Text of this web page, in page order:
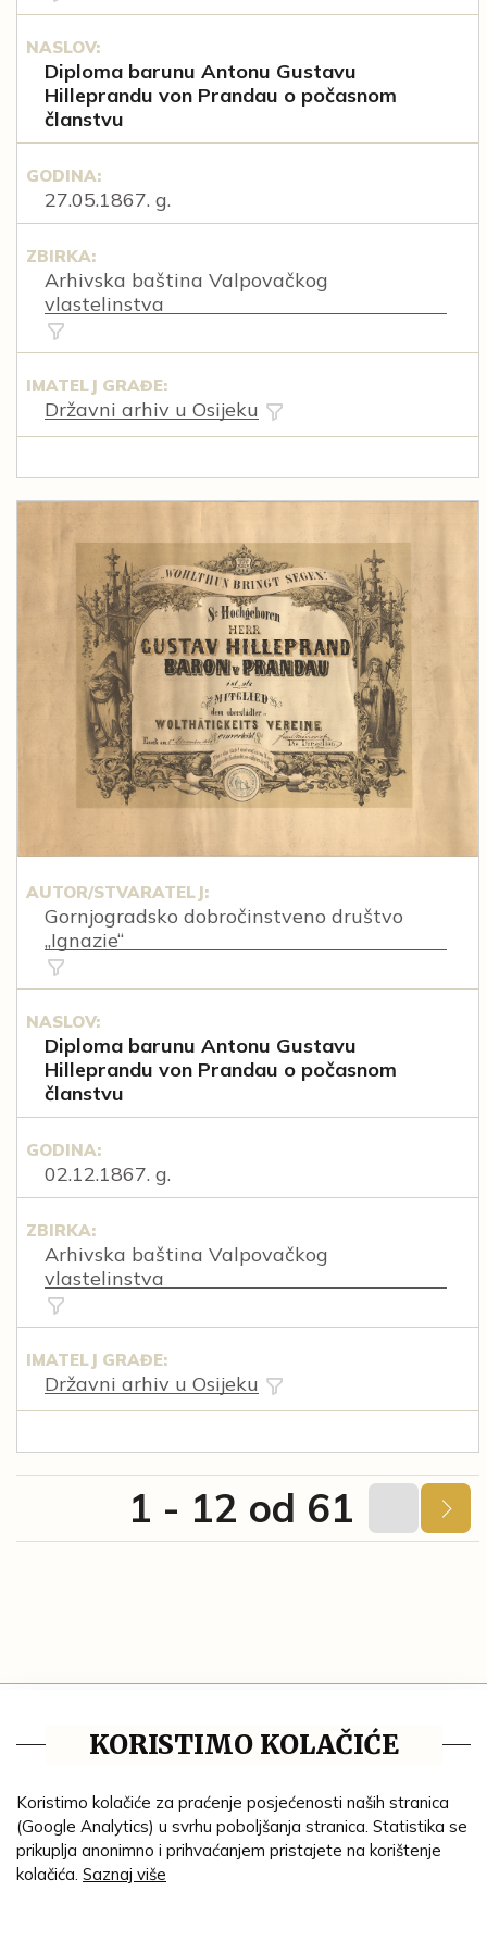
NASLOV:
Diploma barunu Antonu Gustavu
Hilleprandu von Prandau o počasnom
članstvu
GODINA:
27.05.1867. g.
ZBIRKA:
Arhivska baština Valpovačkog
vlastelinstva
IMATELJ GRAĐE:
Državni arhiv u Osijeku
AUTOR/STVARATELJ:
Gornjogradsko dobročinstveno društvo
„Ignazie“
NASLOV:
Diploma barunu Antonu Gustavu
Hilleprandu von Prandau o počasnom
članstvu
GODINA:
02.12.1867. g.
ZBIRKA:
Arhivska baština Valpovačkog
vlastelinstva
IMATELJ GRAĐE:
Državni arhiv u Osijeku
1 - 12 od 61
Impresum
Ustanove
Lenta vremena
Genealogija
KORISTIMO KOLAČIĆE
Koristimo kolačiće za praćenje posjećenosti naših stranica
(Google Analytics) u svrhu poboljšanja stranica. Statistika se
prikuplja anonimno i prihvaćanjem pristajete na korištenje
kolačića. Saznaj više